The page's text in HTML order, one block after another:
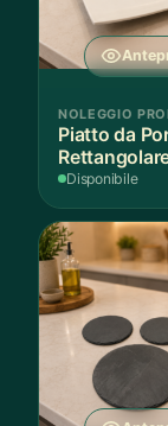
NOLEGGIO
Piatto da
Bianco
Disponibile